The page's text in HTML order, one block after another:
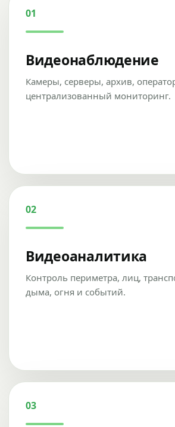
01
Видеонаблюдение
Камеры, серверы, архив,
централизованный мониторинг.
02
Видеоаналитика
Контроль периметра, лиц,
дыма, огня и событий.
03